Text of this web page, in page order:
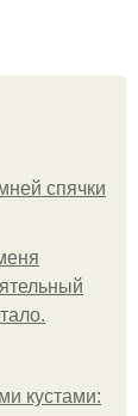
спячки
кустами: